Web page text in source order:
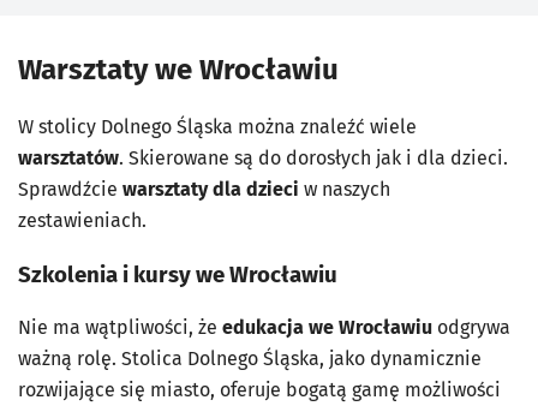
Warsztaty we Wrocławiu
W stolicy Dolnego Śląska można znaleźć wiele
warsztatów. Skierowane są do dorosłych jak i dla dzieci.
Sprawdźcie warsztaty dla dzieci w naszych
zestawieniach.
Szkolenia i kursy we Wrocławiu
Nie ma wątpliwości, że edukacja we Wrocławiu odgrywa
ważną rolę. Stolica Dolnego Śląska, jako dynamicznie
rozwijające się miasto, oferuje bogatą gamę możliwości